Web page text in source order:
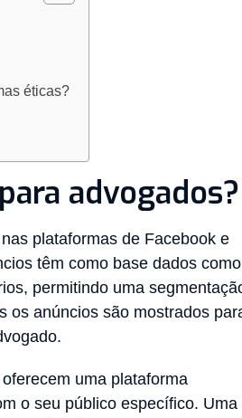
éticas?
advogados?
plataformas de Facebook e
têm como base dados como
permitindo uma
os anúncios são mostrados
oferecem uma plataforma
o seu público específico. Uma